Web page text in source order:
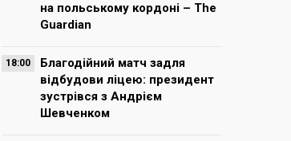
на польському кордоні – The
Guardian
18:00
Благодійний матч задля
відбудови ліцею: президент
зустрівся з Андрієм
Шевченком